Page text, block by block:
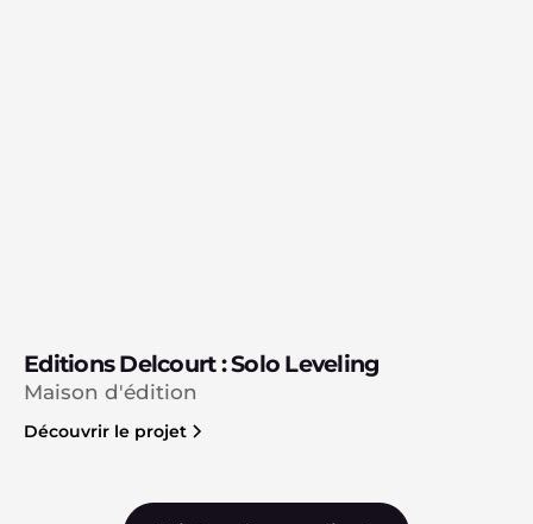
Editions Delcourt : Solo Leveling
Maison d'édition
Découvrir le projet